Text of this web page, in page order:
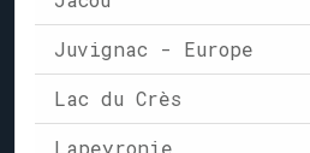
Juvignac - Europe
Lac du Crès
Lapeyronie